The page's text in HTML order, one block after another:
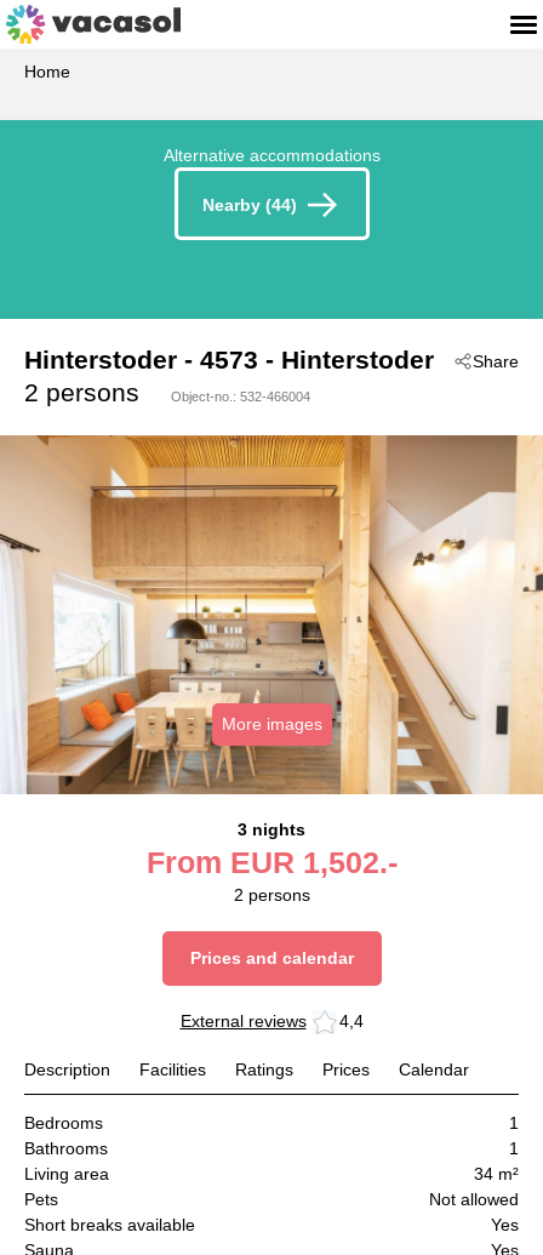
Home
Alternative accommodations
Nearby (44)
Share
Hinterstoder - 4573 - Hinterstoder
2 persons
Object-no.: 532-466004
More images
3 nights
From EUR 1,502.-
2 persons
Prices and calendar
External reviews 4,4
Description Facilities Ratings Prices Calendar
Bedrooms
1
Bathrooms
1
Living area
34 m²
Pets
Not allowed
Short breaks available
Yes
Sauna
Yes